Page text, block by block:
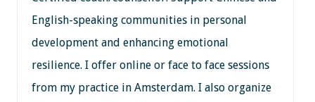
English-speaking communities in personal
development and enhancing emotional
resilience. I offer online or face to face sessions
from my practice in Amsterdam. I also organize